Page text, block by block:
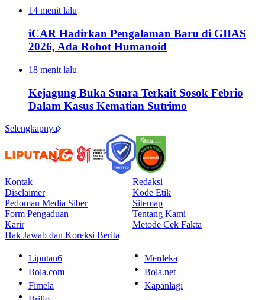
14 menit lalu
iCAR Hadirkan Pengalaman Baru di GIIAS
2026, Ada Robot Humanoid
18 menit lalu
Kejagung Buka Suara Terkait Sosok Febrio
Dalam Kasus Kematian Sutrimo
Selengkapnya
Kontak
Redaksi
Disclaimer
Kode Etik
Pedoman Media Siber
Sitemap
Form Pengaduan
Tentang Kami
Karir
Metode Cek Fakta
Hak Jawab dan Koreksi Berita
Liputan6
Merdeka
Bola.com
Bola.net
Fimela
Kapanlagi